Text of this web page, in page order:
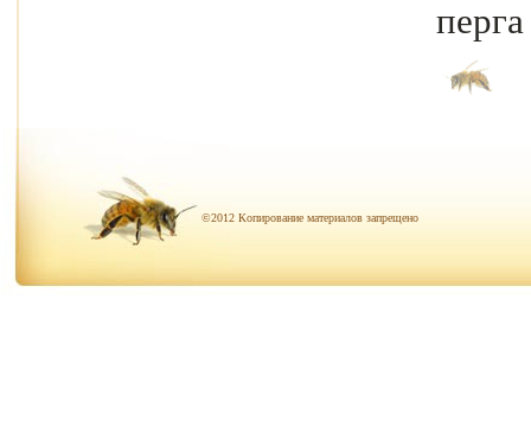
©2012 Копирование материалов запрещено